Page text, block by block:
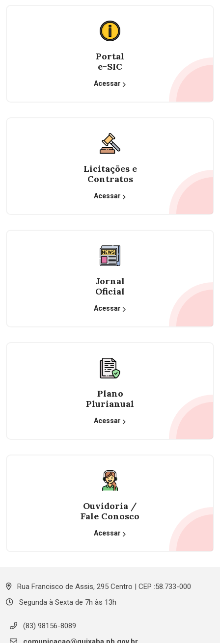
Portal
e-SIC
Acessar
Licitações e
Contratos
Acessar
Jornal
Oficial
Acessar
Plano
Plurianual
Acessar
Ouvidoria /
Fale Conosco
Acessar
Rua Francisco de Assis, 295 Centro | CEP :58.733-000
Segunda à Sexta de 7h às 13h
(83) 98156-8089